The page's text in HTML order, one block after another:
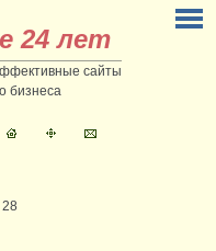
24 лет
сайты
бизнеса